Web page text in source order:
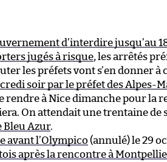
d’interdire jusqu’au
jugés à risque, les arrêtés
les préfets vont s’en donner
soir par le préfet des Alpes-
rendre à Nice dimanche pour la
On attendait une trentaine
Bleu Azur.
avant l’Olympico (annulé) le 29
après la rencontre à